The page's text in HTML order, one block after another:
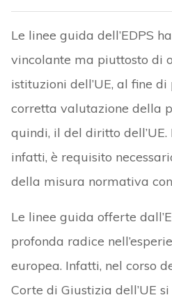
Le linee guida dell’EDPS
vincolante ma piuttosto di
istituzioni dell’UE, al fine
corretta valutazione della
quindi, il del diritto
infatti, è requisito
della misura normativa
Le linee guida offerte
profonda radice
europea. Infatti, nel corso
Corte di Giustizia dell’UE